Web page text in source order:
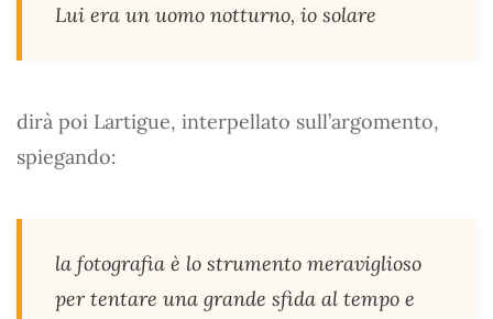
Lui era un uomo notturno, io solare
dirà poi Lartigue, interpellato sull’argomento,
spiegando:
la fotografia è lo strumento meraviglioso
per tentare una grande sfida al tempo e